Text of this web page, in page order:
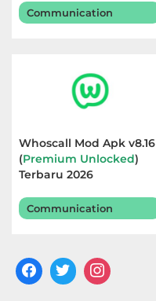
Communication
Whoscall Mod Apk v8.16
(Premium Unlocked)
Terbaru 2026
Communication